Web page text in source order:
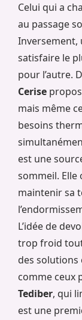
Celui qui a
au passage
Inversement,
satisfaire le
pour l’autre.
Cerise
mais même
besoins
est une
sommeil.
maintenir sa
L’idée de
trop froid
des solutions
comme ceux
Tediber, qui
est une